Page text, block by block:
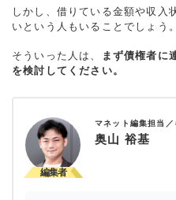
しかし、借りている金額や収入
いという人もいることでしょう。
そういった人は、
まず債権者に
を検討してください。
マネット編集担当
奥山 裕基